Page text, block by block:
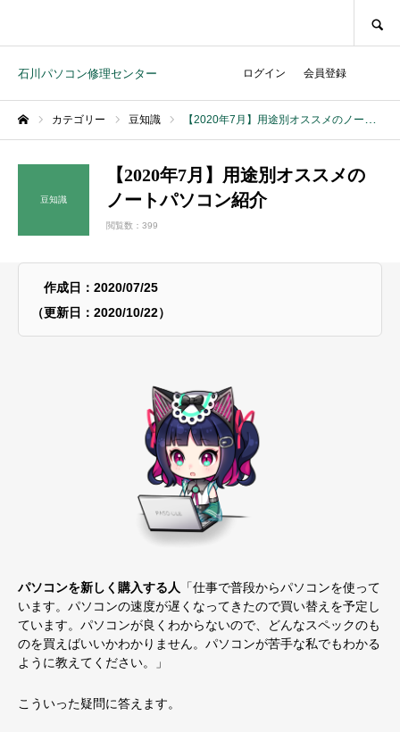
石川パソコン修理センター ログイン 会員登録
カテゴリー 豆知識 【2020年7月】用途別オススメのノートパソコン紹介
豆知識
【2020年7月】用途別オススメの
ノートパソコン紹介
閲覧数：399
作成日：2020/07/25
（更新日：2020/10/22）
パソコンを新しく購入する人 「仕事で普段からパソコンを使って
います。パソコンの速度が遅くなってきたので買い替えを予定し
ています。パソコンが良くわからないので、どんなスペックのも
のを買えばいいかわかりません。パソコンが苦手な私でもわかる
ように教えてください。」
こういった疑問に答えます。